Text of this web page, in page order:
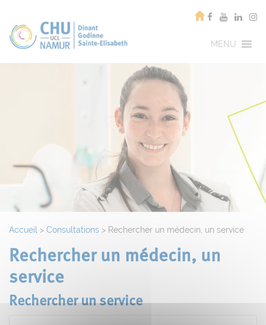
MENU
Accueil > Consultations > Rechercher un médecin, un service
Rechercher un médecin, un
service
Rechercher un service